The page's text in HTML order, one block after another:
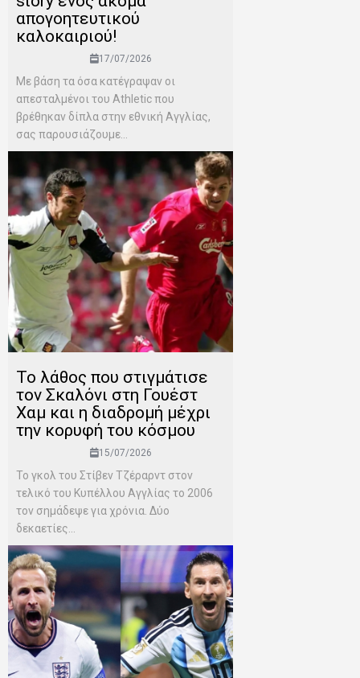
απογοητευτικού
καλοκαιριού!
17/07/2026
Mε βάση τα όσα κατέγραψαν οι
απεσταλμένοι του Αthletic που
βρέθηκαν δίπλα στην εθνική Αγγλίας,
σας παρουσιάζουμε...
Το λάθος που στιγμάτισε
τον Σκαλόνι στη Γουέστ
Χαμ και η διαδρομή μέχρι
την κορυφή του κόσμου
15/07/2026
Το γκολ του Στίβεν Τζέραρντ στον
τελικό του Κυπέλλου Αγγλίας το 2006
τον σημάδεψε για χρόνια. Δύο
δεκαετίες...